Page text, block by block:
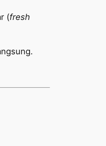
(fresh